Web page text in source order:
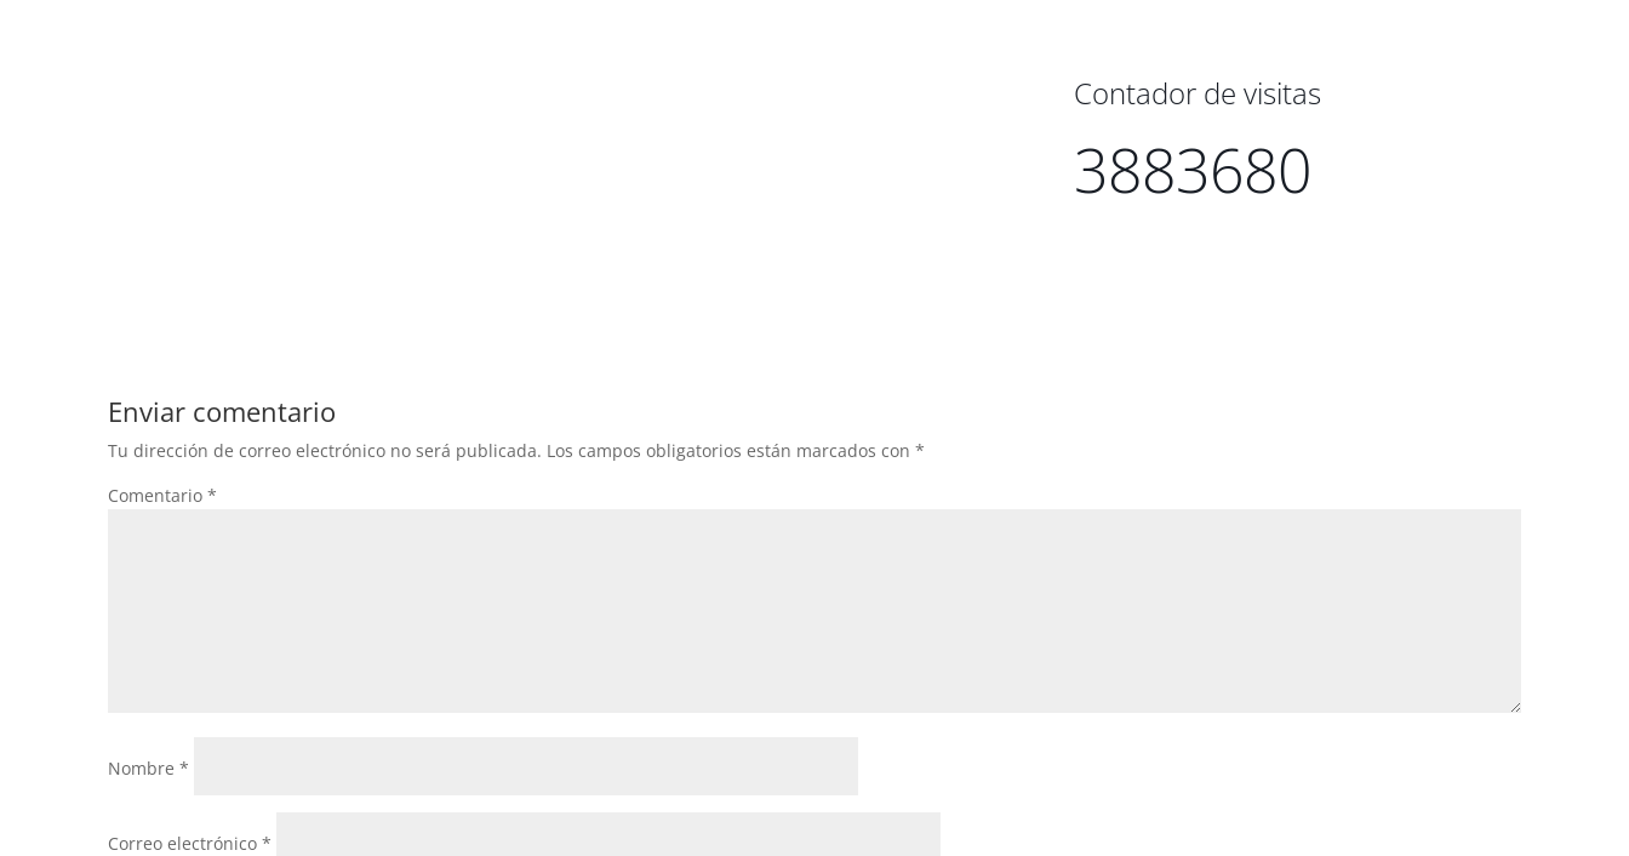
Contador de visitas
3883680
Enviar comentario
Tu dirección de correo electrónico no será publicada. Los campos obligatorios están marcados con *
Comentario *
Nombre *
Correo electrónico *